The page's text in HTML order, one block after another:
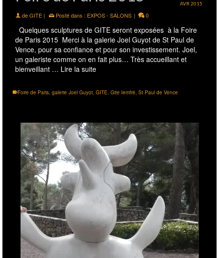
AVR 2015
deGITE | Posté dans : EXPOS - SALONS | 0
Quelques sculptures de GITE seront exposées à la Foire
de Paris 2015 Merci à la galerie Joel Guyot de St Paul de
Vence, pour sa confiance et pour son investissement. Joel,
un galeriste comme on en fait plus… Très accueillant et
bienveillant … Lire la suite
Foire de Paris, galerie Joel Guyot, GITE, Gite Iemfré, St Paul de Vence